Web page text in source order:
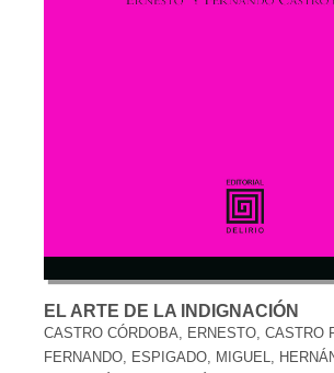
EL ARTE DE LA INDIGNACIÓN
CASTRO CÓRDOBA, ERNESTO, CASTRO
FERNANDO, ESPIGADO, MIGUEL,